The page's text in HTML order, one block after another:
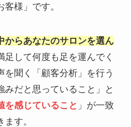
様」です。
からあなたのサロンを選ん
足して何度も足を運んでく
を聞く「顧客分析」を行う
みだと思っていること」と
を感じていること 」が一致
す。